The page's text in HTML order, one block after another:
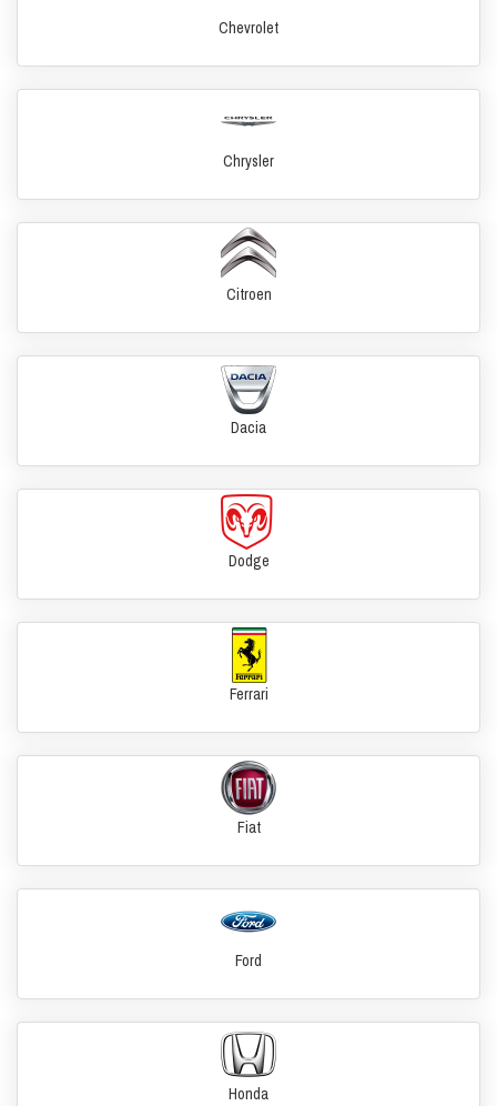
Chevrolet
Chrysler
Citroen
Dacia
Dodge
Ferrari
Fiat
Ford
Honda